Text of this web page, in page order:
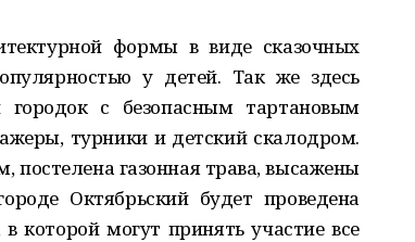
формы в виде сказочных
у детей. Так же здесь
городок с безопасным тартановым
турники и детский скалодром.
постелена газонная трава, высажены
Октябрьский будет проведена
которой могут принять участие все